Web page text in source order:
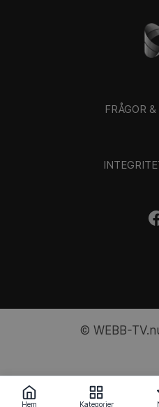
FRÅGOR
© WEBB-
Hem Kategorier